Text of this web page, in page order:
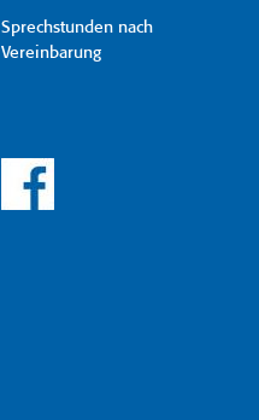
Sprechstunden nach
Vereinbarung